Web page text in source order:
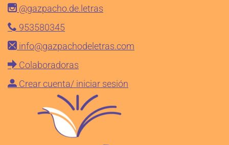
@gazpacho.de.letras
953580345
info@gazpachodeletras.com
Colaboradoras
Crear cuenta/ iniciar sesión